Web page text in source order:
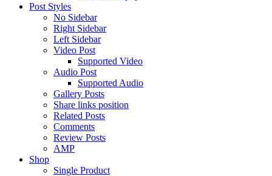
Post Styles
No Sidebar
Right Sidebar
Left Sidebar
Video Post
Supported Video
Audio Post
Supported Audio
Gallery Posts
Share links position
Related Posts
Comments
Review Posts
AMP
Shop
Single Product